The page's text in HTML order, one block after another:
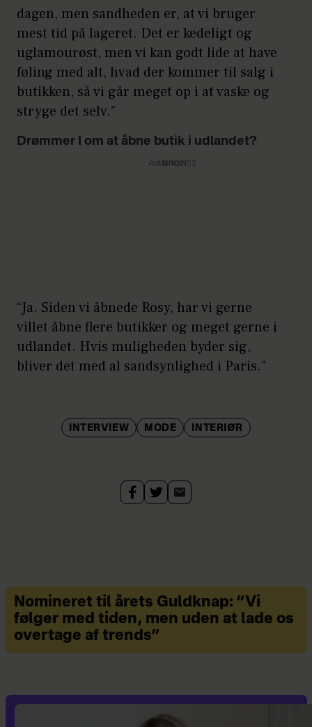
dagen, men sandheden er, at vi bruger
mest tid på lageret. Det er kedeligt og
uglamourøst, men vi kan godt lide at have
føling med alt, hvad der kommer til salg i
butikken, så vi går meget op i at vaske og
stryge det selv.”
Drømmer I om at åbne butik i udlandet?
Annonce
“Ja. Siden vi åbnede Rosy, har vi gerne
villet åbne flere butikker og meget gerne i
udlandet. Hvis muligheden byder sig,
bliver det med al sandsynlighed i Paris.”
INTERVIEW MODE INTERIØR
Nomineret til årets Guldknap: ”Vi
følger med tiden, men uden at lade os
overtage af trends”